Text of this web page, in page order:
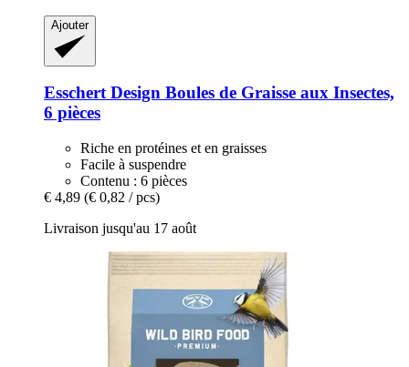
Ajouter
Esschert Design Boules de Graisse aux Insectes,
6 pièces
Riche en protéines et en graisses
Facile à suspendre
Contenu : 6 pièces
€ 4,89 (€ 0,82 / pcs)
Livraison jusqu'au 17 août